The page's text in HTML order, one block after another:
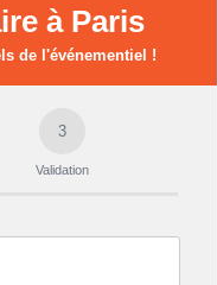
à Paris
de l'événementiel !
3
Validation